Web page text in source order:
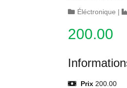
Éléctronique |
200.00
Prix 200.00